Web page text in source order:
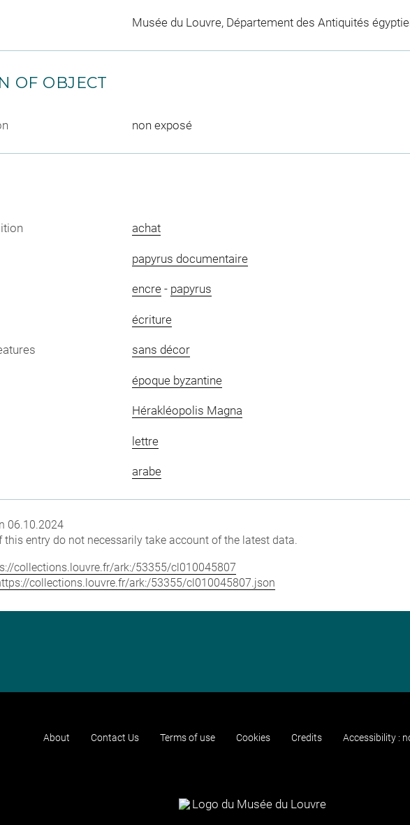
Musée du Louvre, Département des Antiquités
OF OBJECT
non exposé
achat
papyrus documentaire
encre- papyrus
écriture
sans décor
époque byzantine
Hérakléopolis Magna
lettre
arabe
06.10.2024
this entry do not necessarily take account of the latest data.
collections.louvre.fr/ark:/53355/cl010045807
collections.louvre.fr/ark:/53355/cl010045807.json
About Contact Us Terms of use Cookies Credits Accessibility :